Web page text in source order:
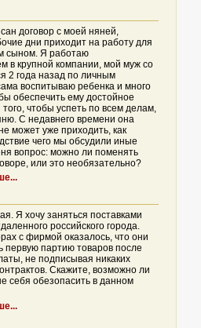
договор с моей няней,
дни приходит на работу для
сыном. Я работаю
в крупной компании, мой муж со
2 года назад по личным
воспитываю ребенка и много
обеспечить ему достойное
чтобы успеть по всем делам,
С недавнего времени она
может уже приходить, как
чего мы обсудили иные
вопрос: можно ли поменять
или это необязательно?
Я хочу заняться поставками
российского города.
с фирмой оказалось, что они
первую партию товаров после
не подписывая никаких
Скажите, возможно ли
себя обезопасить в данном